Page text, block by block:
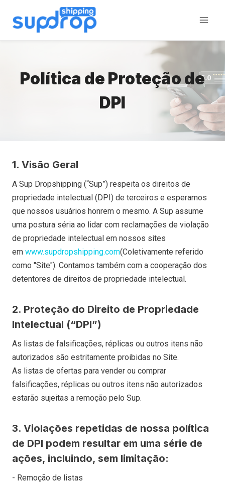
para
Política de Proteção de
DPI
1. Visão Geral
A Sup Dropshipping (“Sup”) respeita os direitos de
propriedade intelectual (DPI) de terceiros e esperamos
que nossos usuários honrem o mesmo. A Sup assume
uma postura séria ao lidar com reclamações de violação
de propriedade intelectual em nossos sites
em www.supdropshipping.com(Coletivamente referido
como "Site"). Contamos também com a cooperação dos
detentores de direitos de propriedade intelectual.
2. Proteção do Direito de Propriedade
Intelectual (“DPI”)
As listas de falsificações, réplicas ou outros itens não
autorizados são estritamente proibidas no Site.
As listas de ofertas para vender ou comprar
falsificações, réplicas ou outros itens não autorizados
estarão sujeitas a remoção pelo Sup.
3. Violações repetidas de nossa política
de DPI podem resultar em uma série de
ações, incluindo, sem limitação:
- Remoção de listas